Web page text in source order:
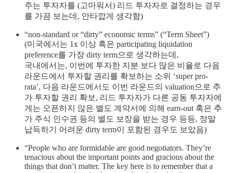
주는 투자자를 (고마워서) 리드 투자자로 결정하는 경우
를 가끔 보는데, 안타깝게 생각함)
“non-standard or “dirty” economic terms” (“Term Sheet”)
(미국에서는 1x 이상 혹은 participating liquidation
preference를 가장 dirty term으로 생각하는데,
국내에서는, 이번에 투자한 지분 보다 많은 비율로 다음
라운드에서 투자할 권리를 확보하는 소위 ‘super pro-
rata’, 다음 라운드에서도 이번 라운드의 valuation으로 추
가 투자할 권리 확보, 리드 투자자가 다른 공동 투자자에
게는 오픈하지 않은 별도 계약서에 의해 earn-out 혹은 추
가 주식 인수권 등의 별도 보장을 받는 경우 등등, 정말
납득하기 어려운 dirty term이 포함된 경우도 보았음)
“People who are formidable are good negotiators. They’re
tenacious about the important points and gracious about the
things that don’t matter. The key here is to remember that a